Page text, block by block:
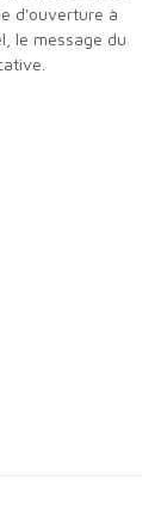
d'ouverture à
le message du